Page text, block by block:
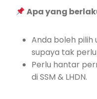
Apa yang
Anda boleh
supaya tak
Perlu hantar
di SSM & LHDN.